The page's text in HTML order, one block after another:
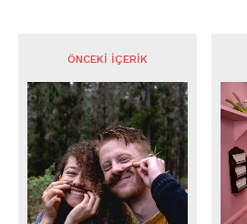
ÖNCEKI İÇERIK